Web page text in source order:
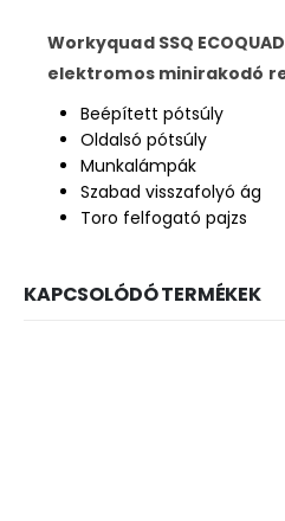
Workyquad SSQ
elektromos minirakodó
Beépített pótsúly
Oldalsó pótsúly
Munkalámpák
Szabad visszafolyó ág
Toro felfogató pajzs
KAPCSOLÓDÓ TERMÉKEK